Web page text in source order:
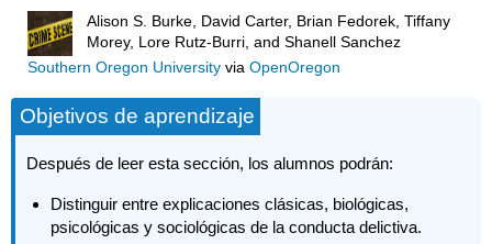
Alison S. Burke, David Carter, Brian Fedorek, Tiffany
Morey, Lore Rutz-Burri, and Shanell Sanchez
Southern Oregon Universityvia OpenOregon
Objetivos de aprendizaje
Después de leer esta sección, los alumnos podrán:
Distinguir entre explicaciones clásicas, biológicas,
psicológicas y sociológicas de la conducta delictiva.